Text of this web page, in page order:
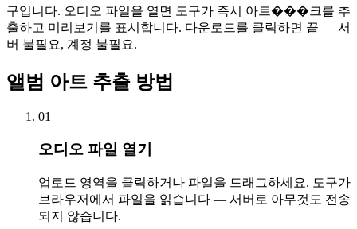
구입니다. 오디오 파일을 열면 도구가 즉시 아트���크를 추
출하고 미리보기를 표시합니다. 다운로드를 클릭하면 끝 — 서
버 불필요, 계정 불필요.
앨범 아트 추출 방법
01
오디오 파일 열기
업로드 영역을 클릭하거나 파일을 드래그하세요. 도구가
브라우저에서 파일을 읽습니다 — 서버로 아무것도 전송
되지 않습니다.